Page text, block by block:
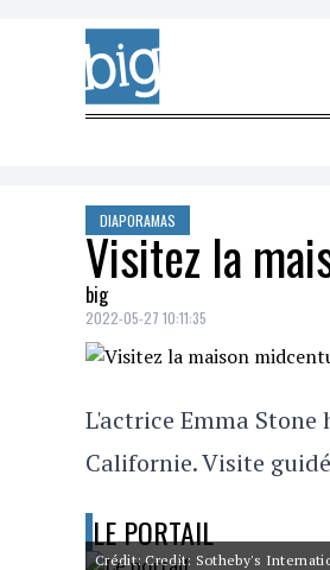
Skip to content
DIAPORAMAS
Visitez la
big
2022-05-27 10:11:35
L'actrice Emma
Californie. Visite
LE PORTAIL
Crédit: Credit: Sotheby's